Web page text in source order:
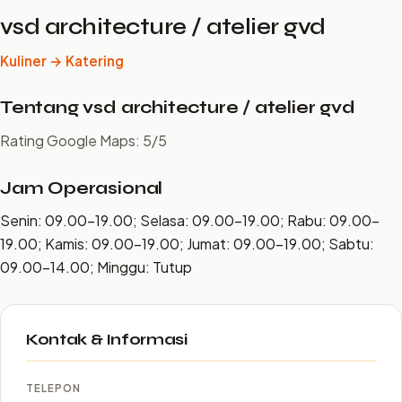
vsd architecture / atelier gvd
Kuliner → Katering
Tentang vsd architecture / atelier gvd
Rating Google Maps: 5/5
Jam Operasional
Senin: 09.00–19.00; Selasa: 09.00–19.00; Rabu: 09.00–
19.00; Kamis: 09.00–19.00; Jumat: 09.00–19.00; Sabtu:
09.00–14.00; Minggu: Tutup
Kontak & Informasi
TELEPON